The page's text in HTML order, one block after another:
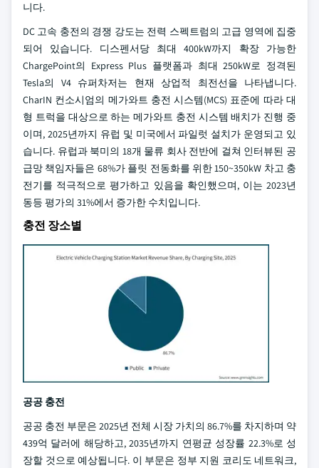
니다.
DC 고속 충전의 경쟁 강도는 전력 스펙트럼의 고급 영역에 집중
되어 있습니다. 디스펜서당 최대 400kW까지 확장 가능한
ChargePoint의 Express Plus 플랫폼과 최대 250kW로 정격된
Tesla의 V4 슈퍼차저는 현재 상업적 최전선을 나타냅니다.
CharIN 컨소시엄의 메가와트 충전 시스템(MCS) 표준에 따라 대
형 트럭을 대상으로 하는 메가와트 충전 시스템 배치가 진행 중
이며, 2025년까지 유럽 및 미국에서 파일럿 설치가 운영되고 있
습니다. 유럽과 북미의 18개 물류 회사 전반에 걸쳐 인터뷰된 공
급망 책임자들은 68%가 플릿 전동화를 위한 150~350kW 차고 충
전기를 적극적으로 평가하고 있음을 확인했으며, 이는 2023년
동등 평가의 31%에서 증가한 수치입니다.
충전 장소별
공공 충전
공공 충전 부문은 2025년 전체 시장 가치의 86.7%를 차지하며 약
439억 달러에 해당하고, 2035년까지 연평균 성장률 22.3%로 성
장할 것으로 예상됩니다. 이 부문은 정부 지원 코리도 네트워크,